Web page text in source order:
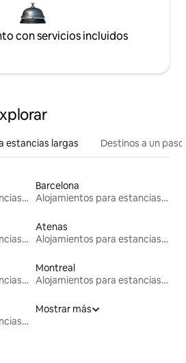
con servicios incluidos
estancias largas Destinos a un
Alojamientos para estancias largas
Barcelona
Alojamientos para estancias largas
Alojamientos para estancias largas
Atenas
Alojamientos para estancias largas
Alojamientos para estancias largas
Montreal
Alojamientos para estancias largas
Alojamientos para estancias largas
Mostrar más